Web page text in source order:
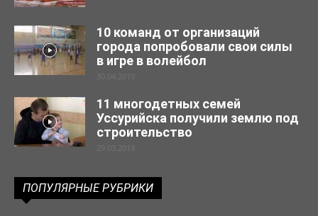
10 команд от организаций
города попробовали свои силы
в игре в волейбол
30.04.2019
11 многодетных семей
Уссурийска получили землю под
строительство
29.03.2019
ПОПУЛЯРНЫЕ РУБРИКИ